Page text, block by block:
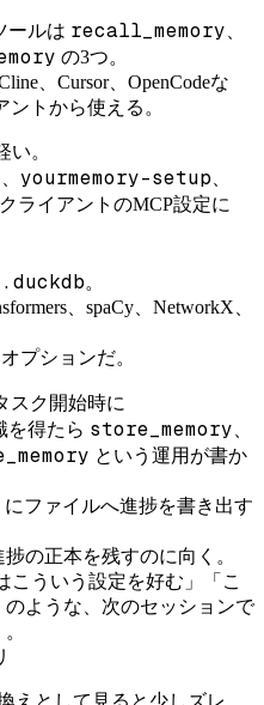
ールは recall_memory
の3つ。
、Cursor、OpenCodeな
ントから使える。
。
yourmemory-setup
ライアントのMCP設定に
。
、spaCy、NetworkX、
プションだ。
スク開始時に
を得たら store_memory
という運用が書か
にファイルへ進捗を書き出す
の正本を残すのに向く。
こういう設定を好む」「こ
ような、次のセッションで
えとして見ると少しズレ